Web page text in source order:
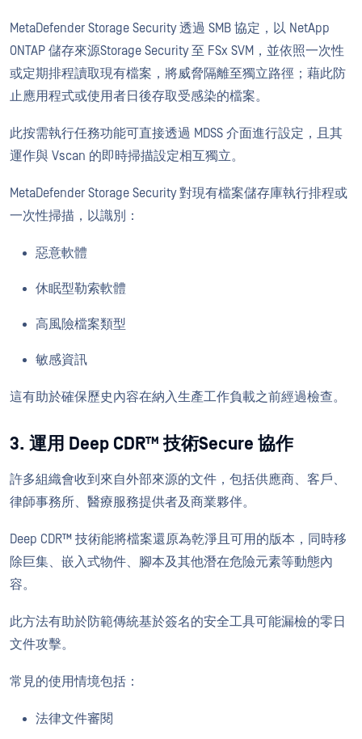
MetaDefender Storage Security 透過 SMB 協定，以 NetApp
ONTAP 儲存來源Storage Security 至 FSx SVM，並依照一次性
或定期排程讀取現有檔案，將威脅隔離至獨立路徑；藉此防
止應用程式或使用者日後存取受感染的檔案。
此按需執行任務功能可直接透過 MDSS 介面進行設定，且其
運作與 Vscan 的即時掃描設定相互獨立。
MetaDefender Storage Security 對現有檔案儲存庫執行排程或
一次性掃描，以識別：
惡意軟體
休眠型勒索軟體
高風險檔案類型
敏感資訊
這有助於確保歷史內容在納入生產工作負載之前經過檢查。
3. 運用 Deep CDR™ 技術Secure 協作
許多組織會收到來自外部來源的文件，包括供應商、客戶、
律師事務所、醫療服務提供者及商業夥伴。
Deep CDR™ 技術能將檔案還原為乾淨且可用的版本，同時移
除巨集、嵌入式物件、腳本及其他潛在危險元素等動態內
容。
此方法有助於防範傳統基於簽名的安全工具可能漏檢的零日
文件攻擊。
常見的使用情境包括：
法律文件審閱